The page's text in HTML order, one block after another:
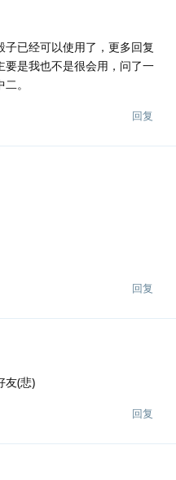
已经可以使用了，更多回复
是我也不是很会用，问了一
。
回复
回复
友(悲)
回复